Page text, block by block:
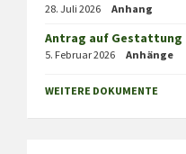
28. Juli 2026 Anhang
Antrag auf Gestattung
5. Februar 2026 Anhänge
WEITERE DOKUMENTE